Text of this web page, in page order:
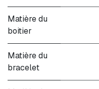
Matière du
boitier
Matière du
bracelet